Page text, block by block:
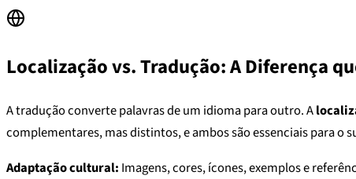
Localização vs. Tradução: A Diferença
A tradução converte palavras de um idioma para outro. A
complementares, mas distintos, e ambos são essenciais para o
Adaptação cultural: Imagens, cores, ícones, exemplos e